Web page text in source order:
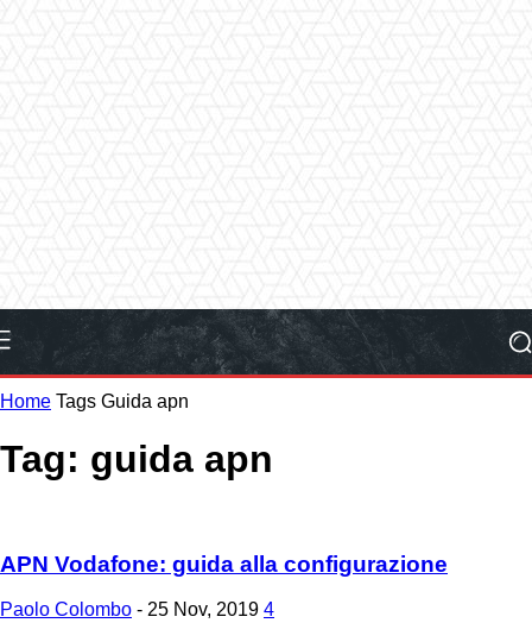
Home Tags Guida apn
Tag: guida apn
APN Vodafone: guida alla configurazione
Paolo Colombo - 25 Nov, 2019 4